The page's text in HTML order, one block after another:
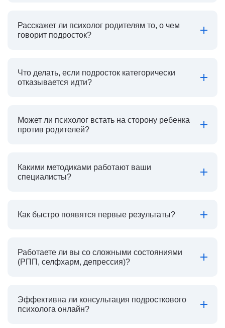
Расскажет ли психолог родителям то, о чем
говорит подросток?
Что делать, если подросток категорически
отказывается идти?
Может ли психолог встать на сторону ребенка
против родителей?
Какими методиками работают ваши
специалисты?
Как быстро появятся первые результаты?
Работаете ли вы со сложными состояниями
(РПП, селфхарм, депрессия)?
Эффективна ли консультация подросткового
психолога онлайн?